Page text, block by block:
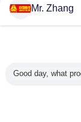
Mano sinistra
Mr. Zhang
Good day, what